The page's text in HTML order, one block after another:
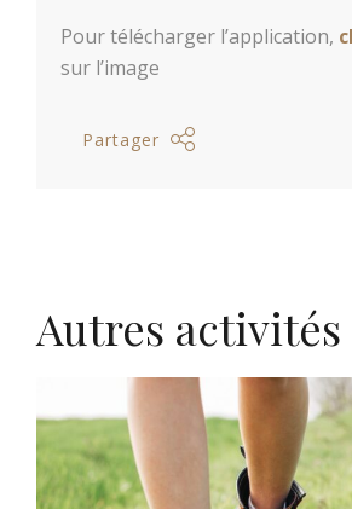
Pour télécharger l’application,
sur l’image
Partager
Autres activités